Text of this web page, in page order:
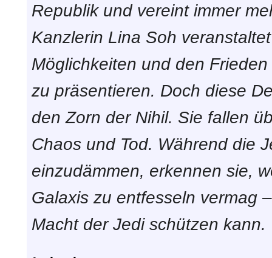
Republik und vereint immer
Kanzlerin Lina Soh
Möglichkeiten und den
zu präsentieren. Doch diese
den Zorn der Nihil. Sie fallen
Chaos und Tod. Während die
einzudämmen, erkennen sie,
Galaxis zu entfesseln vermag
Macht der Jedi schützen kann.